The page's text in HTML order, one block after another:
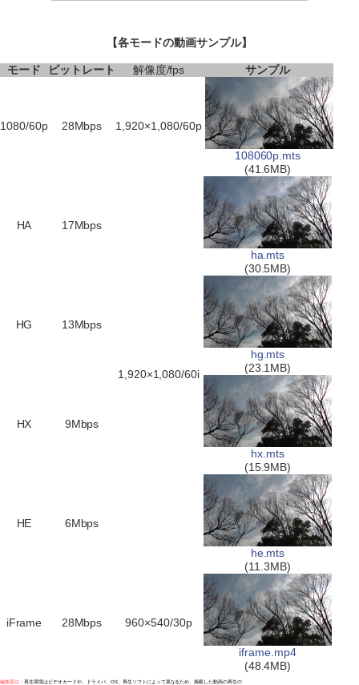
【各モードの動画サンプル】
モード ビットレート 解像度/fps サンプル
1080/60p 28Mbps 1,920×1,080/60p
108060p.mts
(41.6MB)
HA 17Mbps
1,920×1,080/60i
ha.mts
(30.5MB)
HG 13Mbps
hg.mts
(23.1MB)
HX 9Mbps
hx.mts
(15.9MB)
HE 6Mbps
he.mts
(11.3MB)
iFrame 28Mbps 960×540/30p
iframe.mp4
(48.4MB)
編集部注： 再生環境はビデオカードや、ドライバ、OS、再生ソフトによって異なるため、掲載した動画の再生の